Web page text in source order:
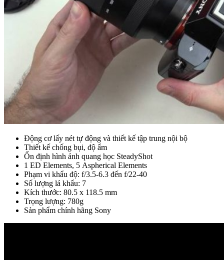
Động cơ lấy nét tự động và thiết kế tập trung nội bộ
Thiết kế chống bụi, độ ẩm
Ổn định hình ảnh quang học SteadyShot
1 ED Elements, 5 Aspherical Elements
Phạm vi khẩu độ: f/3.5-6.3 đến f/22-40
Số lượng lá khẩu: 7
Kích thước: 80.5 x 118.5 mm
Trọng lượng: 780g
Sản phẩm chính hãng Sony